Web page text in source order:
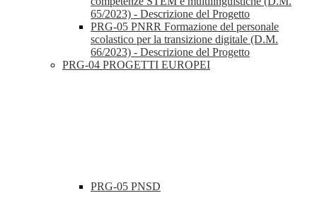
65/2023) - Descrizione del Progetto
PRG-05 PNRR Formazione del personale
scolastico per la transizione digitale (D.M.
66/2023) - Descrizione del Progetto
PRG-04 PROGETTI EUROPEI
PRG-05 PNSD